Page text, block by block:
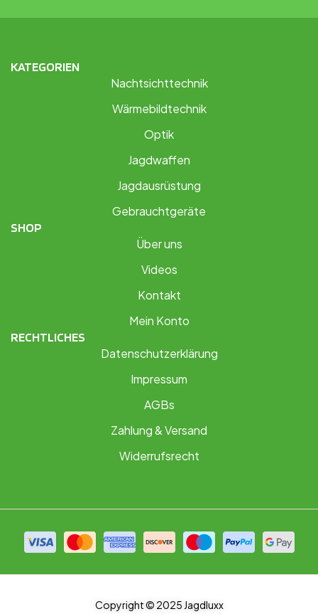
KATEGORIEN
Nachtsichttechnik
Wärmebildtechnik
Optik
Jagdwaffen
Jagdausrüstung
Gebrauchtgeräte
SHOP
Über uns
Videos
Kontakt
Mein Konto
RECHTLICHES
Datenschutzerklärung
Impressum
AGBs
Zahlung & Versand
Widerrufsrecht
Copyright © 2025 Jagdluxx